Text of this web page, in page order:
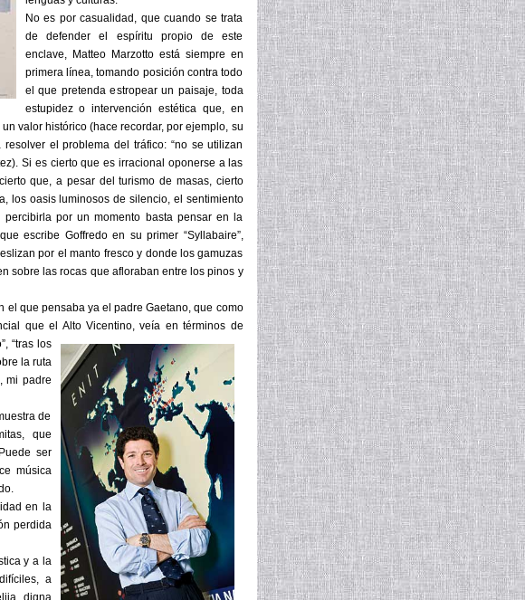
No es por casualidad, que cuando se trata
de defender el espíritu propio de este
enclave, Matteo Marzotto está siempre en
primera línea, tomando posición contra todo
el que pretenda estropear un paisaje, toda
estupidez o intervención estética que, en
valor histórico (hace recordar, por ejemplo, su
el problema del tráfico: “no se utilizan
Si es cierto que es irracional oponerse a las
que, a pesar del turismo de masas, cierto
los oasis luminosos de silencio, el sentimiento
percibirla por un momento basta pensar en la
escribe Goffredo en su primer “Syllabaire”,
por el manto fresco y donde los gamuzas
sobre las rocas que afloraban entre los pinos y
el que pensaba ya el padre Gaetano, que como
que el Alto Vicentino, veía en términos de
“tras los
la ruta
mi padre
de
que
ser
música
en la
perdida
y a la
a
digna